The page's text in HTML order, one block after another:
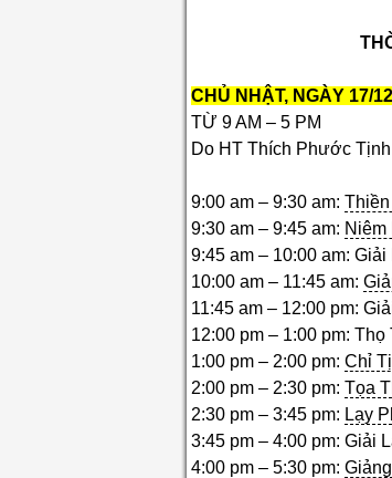
CHỦ NHẬT, NGÀY 17/
TỪ 9 AM – 5 PM
Do HT Thích Phước
9:00 am – 9:30 am:
9:30 am – 9:45 am:
9:45 am – 10:00 am: Giải
10:00 am – 11:45 am:
11:45 am – 12:00 pm:
12:00 pm – 1:00 pm: Thọ
1:00 pm – 2:00 pm: Chỉ
2:00 pm – 2:30 pm: Tọa
2:30 pm – 3:45 pm: Lạy
3:45 pm – 4:00 pm: Giải
4:00 pm – 5:30 pm: